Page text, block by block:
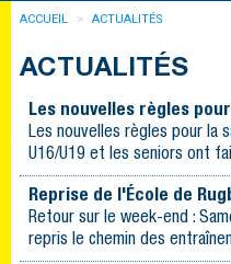
ACCUEIL ACTUALITÉS
ACTUALITÉS
Les nouvelles règles
Les nouvelles règles pour la
U16/U19 et les seniors ont
Reprise de l'École de
Retour sur le week-end :
repris le chemin des